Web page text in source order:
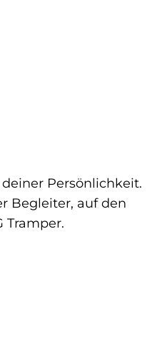
Persönlichkeit.
Begleiter, auf den
Tramper.